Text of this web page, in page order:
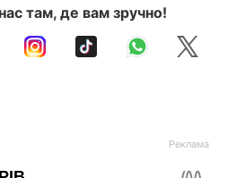
там, де вам зручно!